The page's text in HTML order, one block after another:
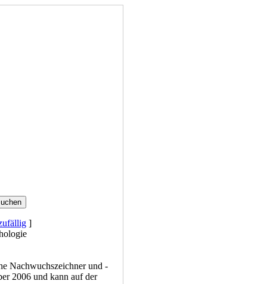
]
Nachwuchszeichner und -
2006 und kann auf der